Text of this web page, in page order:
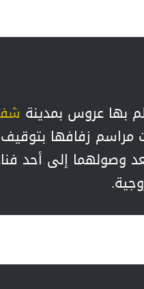
بها عروس بمدينة
مراسم زفافها
وصولهما إلى أحد